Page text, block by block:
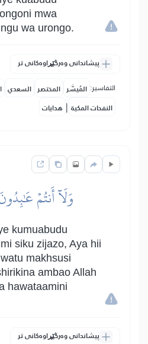
mwa
wa urongo.
پیشاندانی وەرگێڕاوەکانی تر
التفاسير: المُيسَّر المختصر السعدي
النفحات المكية | هدايات
وَلَآ أَنتُمۡ
kumuabudu
siku zijazo, Aya hii
makhsusi
ambao Allah
hawataamini
پیشاندانی وەرگێڕاوەکانی تر